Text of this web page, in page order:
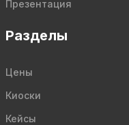
Презентация
Разделы
Цены
Киоски
Кейсы